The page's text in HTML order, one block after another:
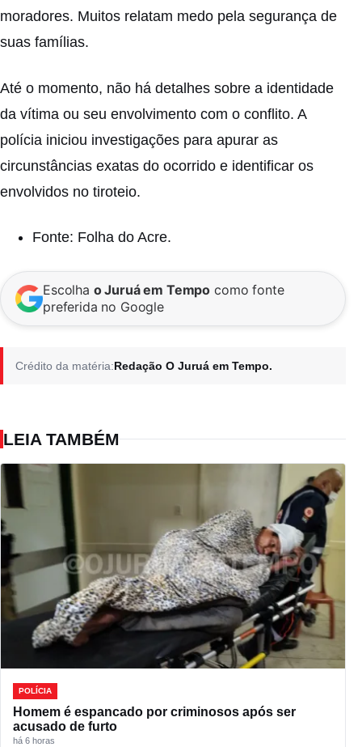
moradores. Muitos relatam medo pela segurança de
suas famílias.
Até o momento, não há detalhes sobre a identidade
da vítima ou seu envolvimento com o conflito. A
polícia iniciou investigações para apurar as
circunstâncias exatas do ocorrido e identificar os
envolvidos no tiroteio.
Fonte: Folha do Acre.
Escolha o Juruá em Tempo como fonte
preferida no Google
Crédito da matéria:Redação O Juruá em Tempo.
LEIA TAMBÉM
POLÍCIA
Homem é espancado por criminosos após ser
acusado de furto
há 6 horas